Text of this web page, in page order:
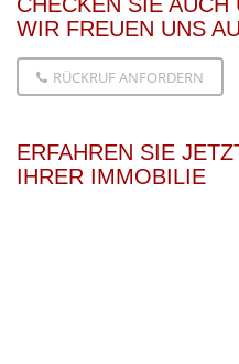
WIR FREUEN UNS
RÜCKRUF ANFORDERN
ERFAHREN SIE
IHRER IMMOBILIE